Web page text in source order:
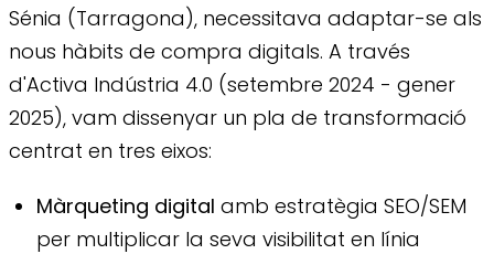
Sénia (Tarragona), necessitava adaptar-se als
nous hàbits de compra digitals. A través
d'Activa Indústria 4.0 (setembre 2024 - gener
2025), vam dissenyar un pla de transformació
centrat en tres eixos:
Màrqueting digital amb estratègia SEO/SEM
per multiplicar la seva visibilitat en línia